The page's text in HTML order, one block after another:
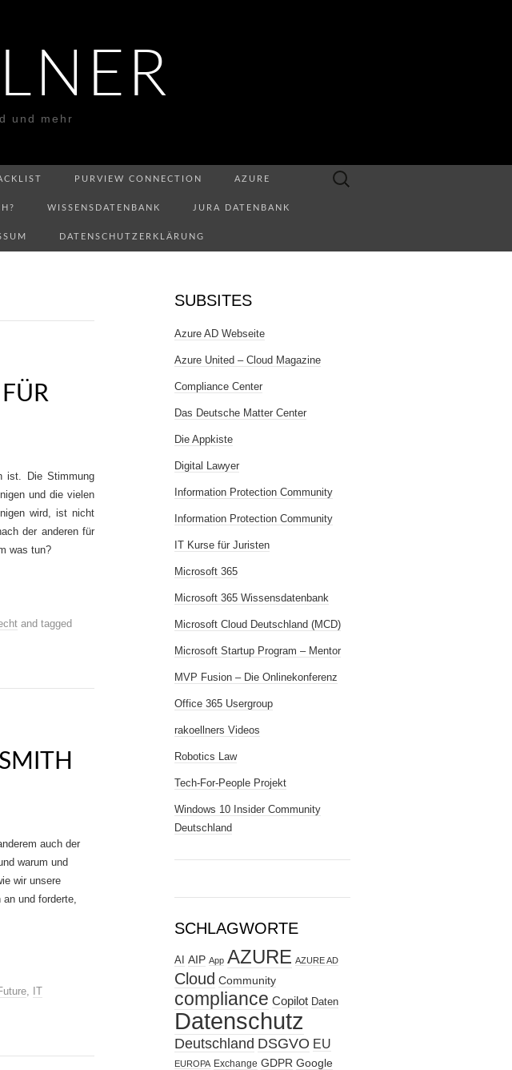
und mehr
PURVIEW CONNECTION AZURE
WISSENSDATENBANK JURA DATENBANK
DATENSCHUTZERKLÄRUNG
Suchen
ist. Die Stimmung
und die vielen
wird, ist nicht
der anderen für
was tun?
and tagged
auch der
warum und
wir unsere
und forderte,
, IT
SUBSITES
Azure AD Webseite
Azure United – Cloud Magazine
Compliance Center
Das Deutsche Matter Center
Die Appkiste
Digital Lawyer
Information Protection Community
Information Protection Community
IT Kurse für Juristen
Microsoft 365
Microsoft 365 Wissensdatenbank
Microsoft Cloud Deutschland (MCD)
Microsoft Startup Program – Mentor
MVP Fusion – Die Onlinekonferenz
Office 365 Usergroup
rakoellners Videos
Robotics Law
Tech-For-People Projekt
Windows 10 Insider Community
Deutschland
SCHLAGWORTE
AI AIP App AZURE AZURE AD
Cloud Community
compliance Copilot Daten
Datenschutz
Deutschland DSGVO EU
EUROPA Exchange GDPR Google